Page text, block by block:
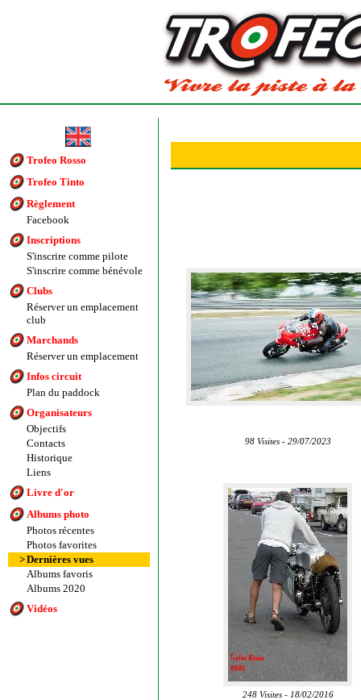
Trofeo Rosso
Trofeo Tinto
Règlement
Facebook
Inscriptions
S'inscrire comme pilote
S'inscrire comme bénévole
Clubs
Réserver un emplacement
club
Marchands
Réserver un emplacement
Infos circuit
Plan du paddock
Organisateurs
Objectifs
Contacts
Historique
Liens
Livre d'or
Albums photo
Photos récentes
Photos favorites
>Dernières vues
Albums favoris
Albums 2020
Vidéos
98 Visites - 29/07/2023
248 Visites - 18/02/2016